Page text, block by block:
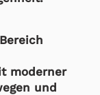
moderner
und